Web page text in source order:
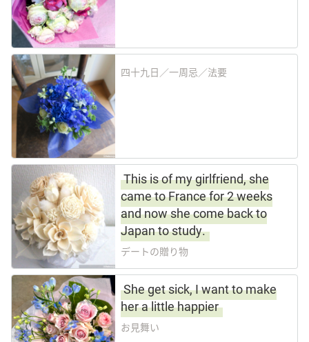
四十九日／一周忌／法要
This is of my girlfriend, she
came to France for 2 weeks
and now she come back to
Japan to study.
デートの贈り物
She get sick, I want to make
her a little happier
お見舞い